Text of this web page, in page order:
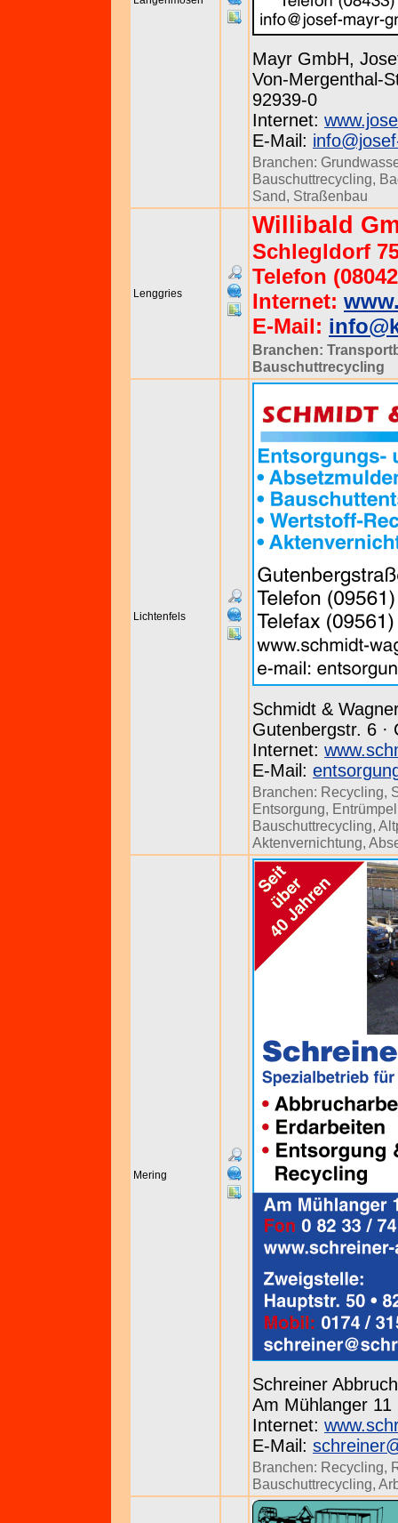
Mayr GmbH,
Von-Mergenthal-
92939-0
Internet:
E-Mail:
Branchen:
Bauschuttrecycling,
Sand, Straßenbau
Lenggries
Willibald
Schlegldorf
Telefon
Internet:
E-Mail:
Branchen:
Bauschuttrecycling
Lichtenfels
Schmidt &
Gutenbergstr. 6 ·
Internet:
E-Mail:
Branchen: Recycling,
Entsorgung,
Bauschuttrecycling,
Aktenvernichtung,
Mering
Schreiner
Am Mühlanger 11
Internet:
E-Mail:
Branchen: Recycling,
Bauschuttrecycling,